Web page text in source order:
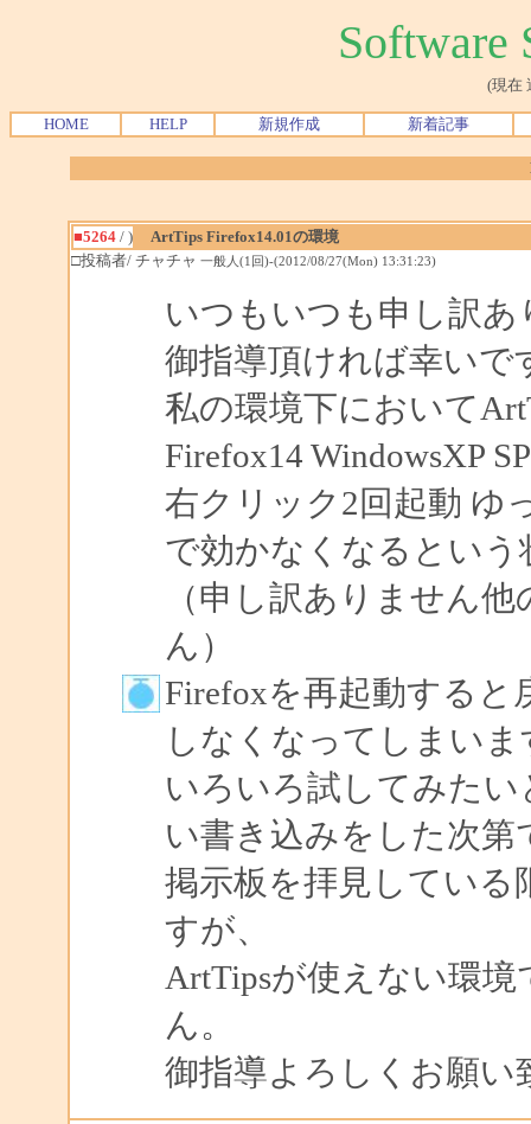
Software
(現在
HOME HELP 新規作成 新着記事
■5264/ )
ArtTips Firefox14.01の環境
□投稿者/ チャチャ 一般人(1回)-(2012/08/27(Mon) 13:31:23)
いつもいつも申し訳あ
御指導頂ければ幸いで
私の環境下において
Firefox14 WindowsXP
右クリック2回起動 ゆ
で効かなくなるという
（申し訳ありません
ん）
Firefoxを再起動する
しなくなってしまいま
いろいろ試してみた
い書き込みをした次第
掲示板を拝見している
すが、
ArtTipsが使えない環
ん。
御指導よろしくお願い